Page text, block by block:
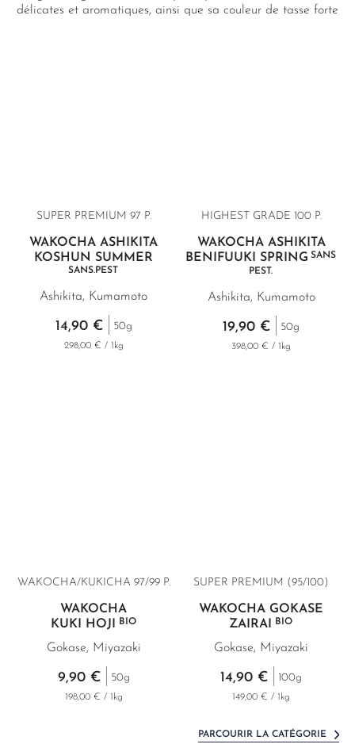
délicates et aromatiques, ainsi que sa couleur de tasse forte
SUPER PREMIUM 97 P.
WAKOCHA ASHIKITA
KOSHUN SUMMER
SANS.PEST
Ashikita, Kumamoto
14,90 € 50g
298,00 € / 1kg
HIGHEST GRADE 100 P.
WAKOCHA ASHIKITA
BENIFUUKI SPRING SANS
PEST.
Ashikita, Kumamoto
19,90 € 50g
398,00 € / 1kg
WAKOCHA/KUKICHA 97/99 P.
WAKOCHA
KUKI HOJI
BIO
Gokase, Miyazaki
9,90 € 50g
198,00 € / 1kg
SUPER PREMIUM (95/100)
WAKOCHA GOKASE
ZAIRAIBIO
Gokase, Miyazaki
14,90 € 100g
149,00 € / 1kg
PARCOURIR LA CATÉGORIE